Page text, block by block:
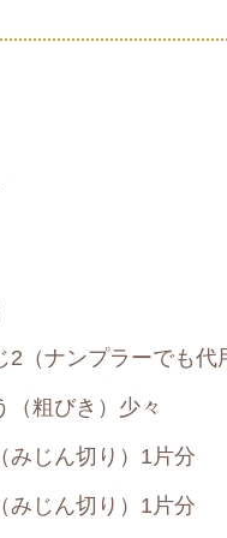
（ナンプラーでも代
（粗びき）少々
みじん切り）1片分
みじん切り）1片分